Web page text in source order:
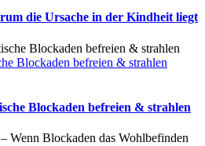
die Ursache in der Kindheit liegt
Blockaden befreien & strahlen
Blockaden befreien & strahlen